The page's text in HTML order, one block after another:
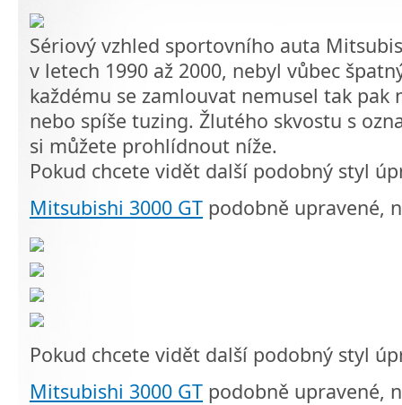
Sériový vzhled sportovního auta
v letech 1990 až 2000, nebyl vůbec
každému se zamlouvat nemusel tak pak
nebo spíše tuzing. Žlutého skvostu s
si můžete prohlídnout níže.
Pokud chcete vidět další podobný styl
Mitsubishi 3000 GT podobně upravené,
Pokud chcete vidět další podobný styl
Mitsubishi 3000 GT podobně upravené,